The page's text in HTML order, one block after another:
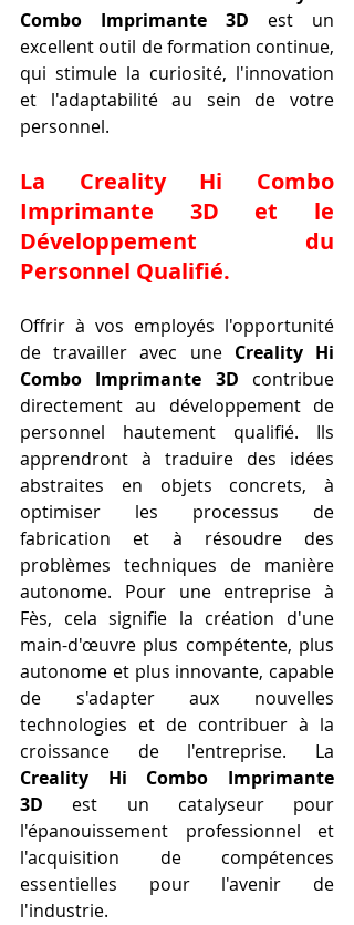
Combo Imprimante 3D est un
excellent outil de formation continue,
qui stimule la curiosité, l'innovation
et l'adaptabilité au sein de votre
personnel.
La Creality Hi Combo
Imprimante 3D et le
Développement du
Personnel Qualifié.
Offrir à vos employés l'opportunité
de travailler avec une Creality Hi
Combo Imprimante 3D contribue
directement au développement de
personnel hautement qualifié. Ils
apprendront à traduire des idées
abstraites en objets concrets, à
optimiser les processus de
fabrication et à résoudre des
problèmes techniques de manière
autonome. Pour une entreprise à
Fès, cela signifie la création d'une
main-d'œuvre plus compétente, plus
autonome et plus innovante, capable
de s'adapter aux nouvelles
technologies et de contribuer à la
Creality Hi Combo Imprimante
3D est un catalyseur pour
l'épanouissement professionnel et
l'acquisition de compétences
essentielles pour l'avenir de
l'industrie.